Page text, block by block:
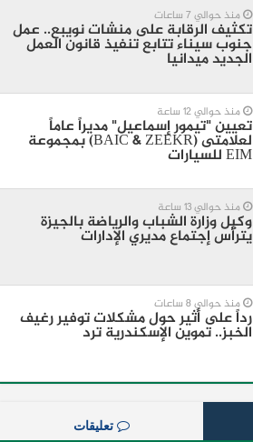
منذ حوالي 7 ساعات
تكثيف الرقابة على منشات نويبع.. عمل
جنوب سيناء تتابع تنفيذ قانون العمل
الجديد ميدانيا
منذ حوالي 12 ساعة
تعيين "تيمور إسماعيل" مديراً عاماً
لعلامتى (BAIC & ZEEKR) بمجموعة
EIM للسيارات
منذ حوالي 13 ساعة
وكيل وزارة الشباب والرياضة بالجيزة
يترأس إجتماع مديري الإدارات
منذ حوالي 8 ساعات
رداً على أثير حول مشكلات توفير رغيف
الخبز.. تموين الإسكندرية ترد
تعليقات